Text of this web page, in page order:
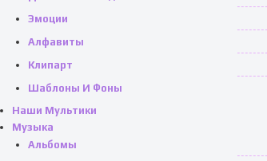
Эмоции
Алфавиты
Клипарт
Шаблоны И Фоны
Наши Мультики
Музыка
Альбомы